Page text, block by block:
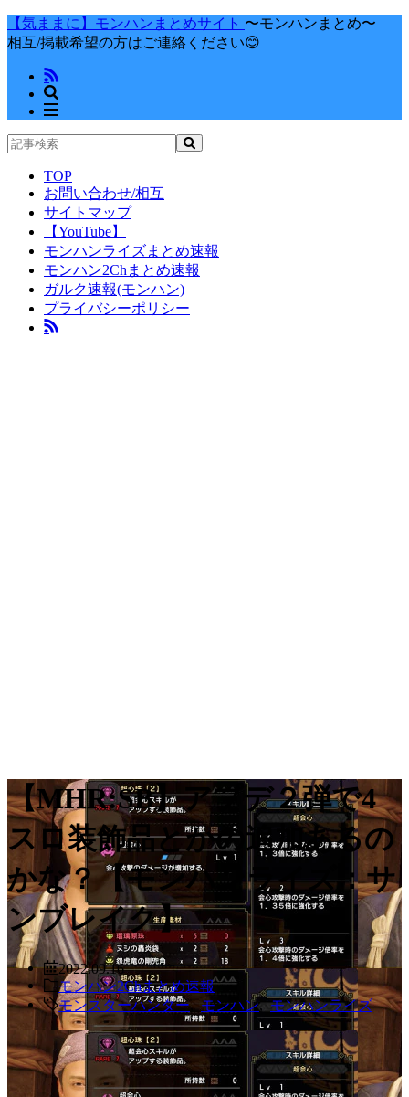
【気ままに】モンハンまとめサイト 〜モンハンまとめ〜
相互/掲載希望の方はご連絡ください😊
TOP
お問い合わせ/相互
サイトマップ
【YouTube】
モンハンライズまとめ速報
モンハン2Chまとめ速報
ガルク速報(モンハン)
プライバシーポリシー
【MHR:SB】アプデ２弾で4
スロ装飾品とかの追加あるの
かな？【モンハンライズ：サ
ンブレイク】
2022.09.16
モンハン2Chまとめ速報
モンスターハンター
モンハン,モンハンライズ